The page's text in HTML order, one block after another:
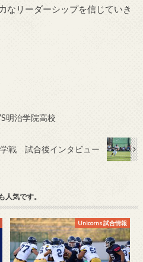
リーダーシップを信じていき
明治学院高校
学戦 試合後インタビュー
人気です。
Unicorns 試合情報